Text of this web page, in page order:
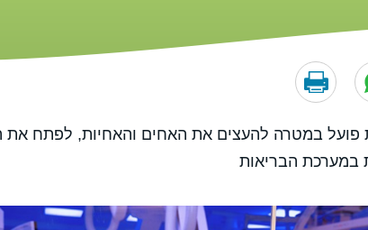
במטרה להעצים את האחים והאחיות, לפתח את
במערכת הבריאות